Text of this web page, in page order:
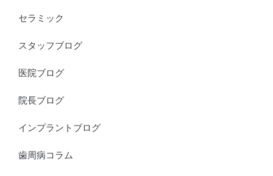
セラミック
スタッフブログ
医院ブログ
院長ブログ
インプラントブログ
歯周病コラム